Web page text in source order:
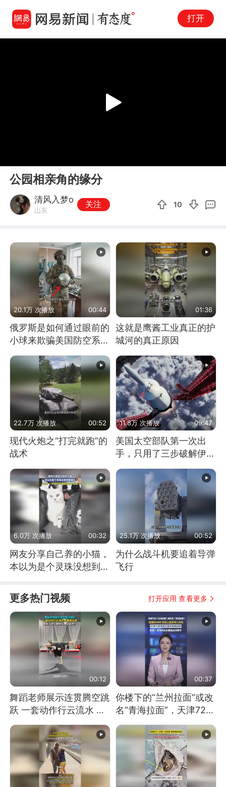
打开
Play
公园相亲角的缘分
清风入梦o
山东
关注 10
20.1万 次播放 00:44
俄罗斯是如何通过眼前的
小球来欺骗美国防空系统
的
01:36
这就是鹰酱工业真正的护
城河的真正原因
22.7万 次播放 00:52
现代火炮之“打完就跑”的
战术
11.8万 次播放 09:47
美国太空部队第一次出
手，只用了三步破解伊朗
6.0万 次播放 00:32
网友分享自己养的小猫，
本以为是个灵珠没想到是
25.1万 次播放 00:52
为什么战斗机要追着导弹
飞行
更多热门视频 打开应用 查看更多
00:12
舞蹈老师展示连贯腾空跳
跃 一套动作行云流水 节
奏感拉满 网友：怎么做
到又舞又武的？
00:37
你楼下的“兰州拉面”或改
名“青海拉面”，天津72家
面馆已集体更换招牌